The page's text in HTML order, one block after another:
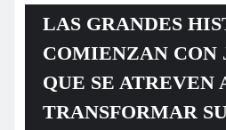
LAS GRANDES
COMIENZAN CON
QUE SE ATREVEN
TRANSFORMAR